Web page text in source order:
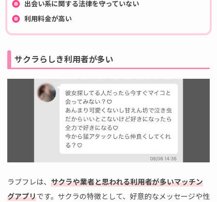
出会い系に関する法律を守っていない
利用料金が高い
サクラらしき利用者が多い
ラブフレは、 サクラや業者と思われる利用者が多いマッチン
グアプリです。サクラの特徴として、好意的なメッセージや性